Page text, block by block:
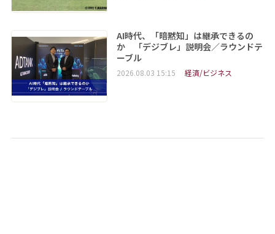
AI時代、「暗黙知」は継承できるの
か 「デジブレ」説明会／ラウンドテ
ーブル
2026.08.03 15:15 経済/ビジネス